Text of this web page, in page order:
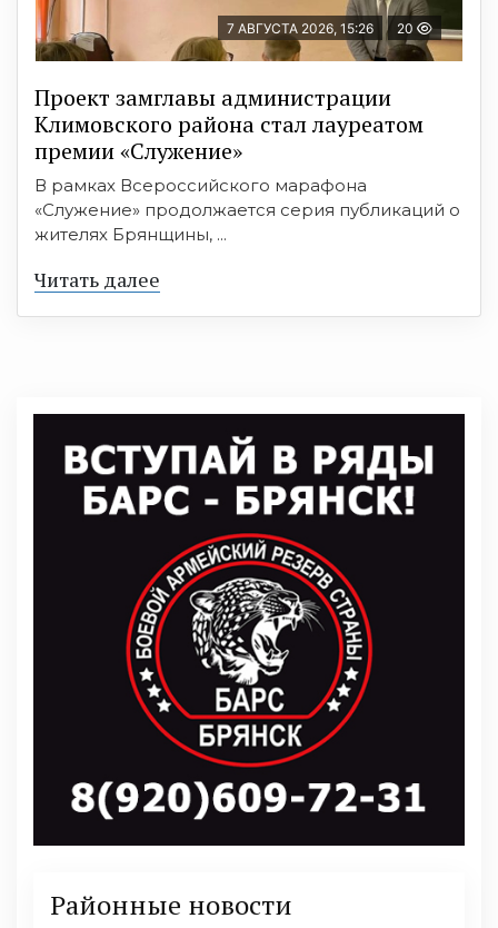
7 АВГУСТА 2026, 15:26 20
Проект замглавы администрации
Климовского района стал лауреатом
премии «Служение»
В рамках Всероссийского марафона
«Служение» продолжается серия публикаций о
жителях Брянщины, ...
Читать далее
Районные новости